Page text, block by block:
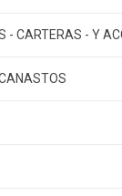
- CARTERAS - Y